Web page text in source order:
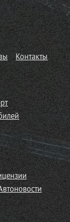
Контакты